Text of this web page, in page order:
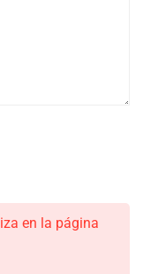
en la página